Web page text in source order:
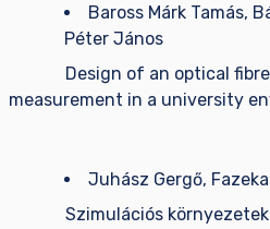
Baross Márk Tamás,
Péter János
Design of an optical fibre
measurement in a university
Juhász Gergő,
Szimulációs környezetek